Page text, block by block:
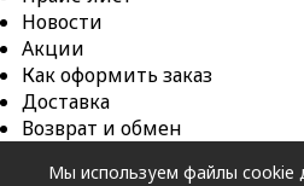
Новости
Акции
Как оформить заказ
Доставка
Возврат и обмен
Мы используем файлы cookie